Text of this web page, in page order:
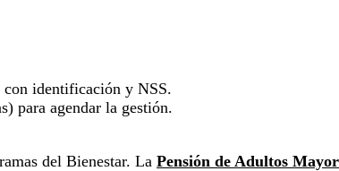
con identificación y NSS.
para agendar la gestión.
del Bienestar. La Pensión de Adultos